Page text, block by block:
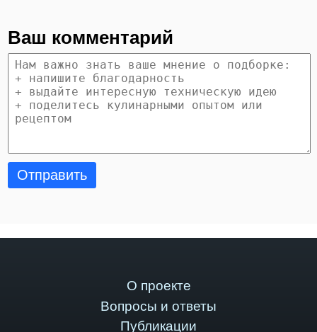
Ваш комментарий
Отправить
О проекте
Вопросы и ответы
Публикации